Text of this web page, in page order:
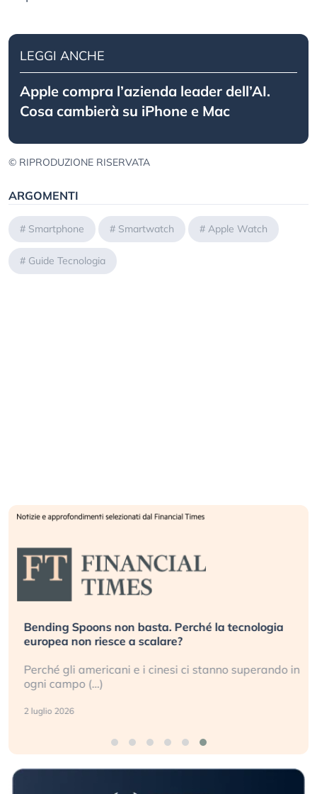
LEGGI ANCHE
Apple compra l’azienda leader dell’AI.
Cosa cambierà su iPhone e Mac
© RIPRODUZIONE RISERVATA
ARGOMENTI
# Smartphone # Smartwatch # Apple Watch
# Guide Tecnologia
Bending Spoons non basta. Perché la tecnologia
europea non riesce a scalare?
Perché gli americani e i cinesi ci stanno superando in
ogni campo (…)
2 luglio 2026